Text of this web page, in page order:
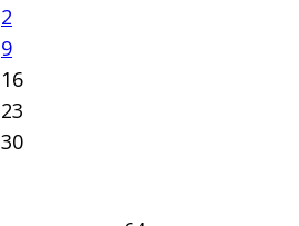
2
9
16
23
30